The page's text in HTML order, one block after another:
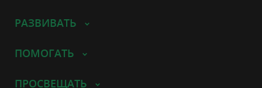
РАЗВИВАТЬ
ПОМОГАТЬ
ПРОСВЕЩАТЬ